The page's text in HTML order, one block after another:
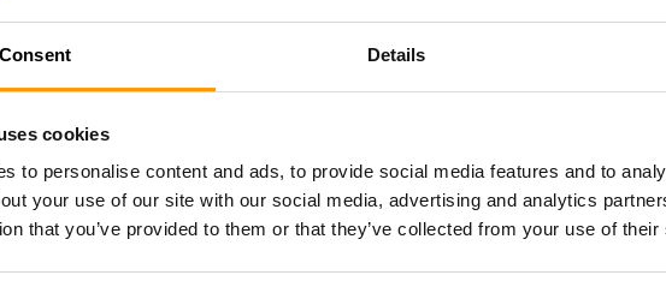
Consent Details
cookies
to personalise content and ads, to provide social media features and to
your use of our site with our social media, advertising and analytics
that you’ve provided to them or that they’ve collected from your use of
Cum se creează
1.20.1) server
serverul dvs. → Servere de joc→
Bucurați-vă de joc pe server!